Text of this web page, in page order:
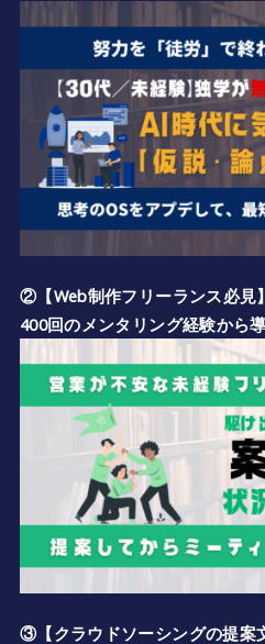
②【Web制作フリーランス必見
400回のメンタリング経験から
③【クラウドソーシングの提案